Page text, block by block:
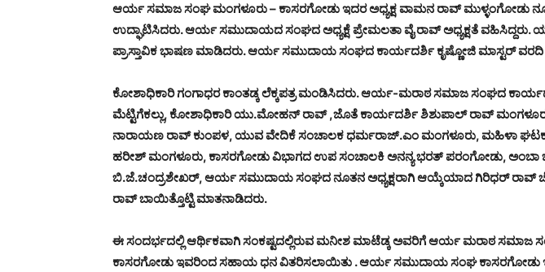
ಆರ್ಯ ಸಮಾಜ ಸಂಘ ಮಂಗಳೂರು – ಕಾಸರಗೋಡು ಇದರ ಅಧ್ಯಕ್ಷ ವಾಮನ ರಾವ್ ಮುಳ್ಳಂಗೋಡು
ಉದ್ಘಾಟಿಸಿದರು. ಆರ್ಯ ಸಮುದಾಯದ ಸಂಘದ ಅಧ್ಯಕ್ಷೆ ಪ್ರೇಮಲತಾ ವೈ ರಾವ್ ಅಧ್ಯಕ್ಷತೆ
ಪ್ರಾಸ್ತಾವಿಕ ಭಾಷಣ ಮಾಡಿದರು. ಆರ್ಯ ಸಮುದಾಯ ಸಂಘದ ಕಾರ್ಯದರ್ಶಿ ಕೃಷ್ಣೋಜಿ ಮಾಸ್ಟರ್ ವರದಿ
ಕೋಶಾಧಿಕಾರಿ ಗಂಗಾಧರ ಕಾಂತಡ್ಕ ಲೆಕ್ಕಪತ್ರ ಮಂಡಿಸಿದರು. ಆರ್ಯ-ಮರಾಠ ಸಮಾಜ ಸಂಘದ
ಮೆಟ್ಟಿಗೆಕಲ್ಲು, ಕೋಶಾಧಿಕಾರಿ ಯು.ಮೋಹನ್ ರಾವ್ ,ಜೊತೆ ಕಾರ್ಯದರ್ಶಿ ಶಿಶುಪಾಲ್ ರಾವ್
ನಾರಾಯಣ ರಾವ್ ಕುಂಪಳ, ಯುವ ವೇದಿಕೆ ಸಂಚಾಲಕ ಧರ್ಮರಾಜ್.ಎಂ ಮಂಗಳೂರು, ಮಹಿಳಾ
ಹರೀಶ್ ಮಂಗಳೂರು, ಕಾಸರಗೋಡು ವಿಭಾಗದ ಉಪ ಸಂಚಾಲಕಿ ಅನನ್ಯ ಭರತ್ ಪರಂಗೋಡು, ಅಂಬಾ
ಬಿ.ಜೆ.ಚಂದ್ರಶೇಖರ್, ಆರ್ಯ ಸಮುದಾಯ ಸಂಘದ ನೂತನ ಅಧ್ಯಕ್ಷರಾಗಿ ಆಯ್ಕೆಯಾದ ಗಿರಿಧರ್ ರಾವ್
ರಾವ್ ಬಾಯಿತ್ತೊಟ್ಟಿ ಮಾತನಾಡಿದರು.
ಈ ಸಂದರ್ಭದಲ್ಲಿ ಆರ್ಥಿಕವಾಗಿ ಸಂಕಷ್ಟದಲ್ಲಿರುವ ಮನೀಶ ಮಾಟೆಡ್ಕ ಅವರಿಗೆ ಆರ್ಯ ಮರಾಠ ಸಮಾಜ
ಕಾಸರಗೋಡು ಇವರಿಂದ ಸಹಾಯ ಧನ ವಿತರಿಸಲಾಯಿತು . ಆರ್ಯ ಸಮುದಾಯ ಸಂಘ ಕಾಸರಗೋಡು